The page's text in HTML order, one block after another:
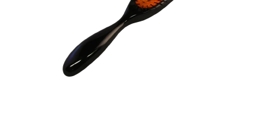
Detangling Brush Oval - Hårborste